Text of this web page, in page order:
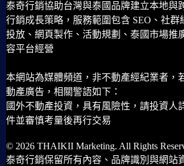
泰奇行銷協助台灣與泰國品牌建立本地與
行銷成長策略，服務範圍包含 SEO、社群
投放、網頁製作、活動規劃、泰國市場推
容平台經營
本網站為媒體頻道，非不動產經紀業者，
動產廣告，相關警語如下：
國外不動產投資，具有風險性，請投資人
件並審慎考量後再行交易
© 2026 THAIKII Marketing. All Rights
泰奇行銷保留所有內容、品牌識別與網站